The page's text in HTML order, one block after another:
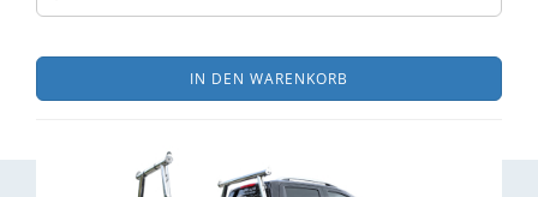
IN DEN WARENKORB